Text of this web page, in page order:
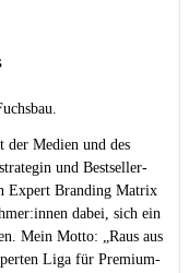
der Medien und des
und Bestseller-
Expert Branding Matrix
dabei, sich ein
Mein Motto: „Raus aus
Liga für Premium-